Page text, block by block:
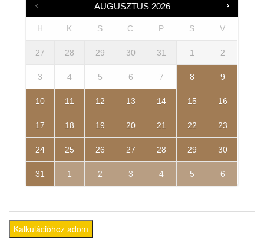
AUGUSZTUS 2026
H K S C P S V
27 28 29 30 31 1 2
3 4 5 6 7 8 9
10 11 12 13 14 15 16
17 18 19 20 21 22 23
24 25 26 27 28 29 30
31 1 2 3 4 5 6
Kalkulációhoz adom